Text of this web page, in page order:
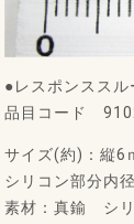
●レスポンスス
品目コード
サイズ(約)：縦6
シリコン部分内
素材：真鍮 シ